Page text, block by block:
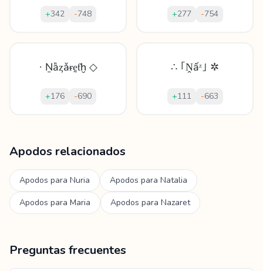
+342 -748 +277 -754
∙ Ṉȁȥǎᵲḛƭḫ ◇
+176 -690
∴ ｢Ṋấᶻ｣ ✲
+111 -663
Apodos relacionados
Apodos para Nuria Apodos para Natalia
Apodos para Maria Apodos para Nazaret
Preguntas frecuentes